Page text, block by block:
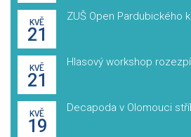
KVĚ
21
ZUŠ Open Pardubického
KVĚ
21
Hlasový workshop
KVĚ
19
Decapoda v Olomouci